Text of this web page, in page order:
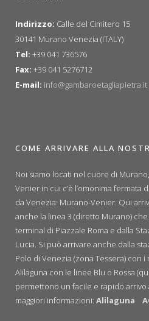
Indirizzo: Calle del Cimitero 15
30141 Murano Venezia (ITALY)
Tel: +39 041 736576
Fax: +39 041 5276712
E-mail: info@gambaroetagliapietra.it
COME ARRIVARE ALLA
Noi siamo locati nel cuore di
Venier in cui c’è l’omonima fermata
da Venezia: Murano-Venier. Qui
anche la linea 3 (diretto Murano)
terminal di Piazzale Roma e dalla
Lucia. Si può arrivare anche dalla
Polo di Venezia (zona Tessera) con
Alilaguna con le linee Blu o Rossa
permettono un facile e rapido arrivo
maggiori informazioni: Alilaguna